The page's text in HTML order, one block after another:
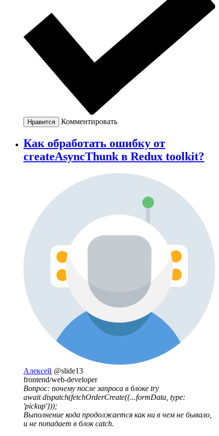
Нравится Комментировать
Как обработать ошибку от
createAsyncThunk в Redux toolkit?
Алексей @slide13
frontend/web-developer
Вопрос: почему после запроса в блоке try
await dispatch(fetchOrderCreate({...formData, type:
'pickup'}));
Выполнение кода продолжается как ни в чем не бывало,
и не попадает в блок catch.